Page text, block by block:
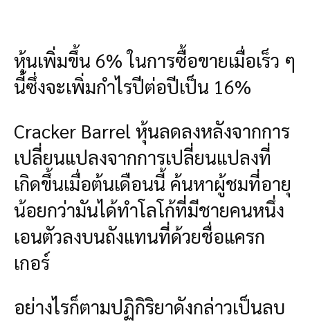
หุ้นเพิ่มขึ้น 6% ในการซื้อขายเมื่อเร็ว ๆ
นี้ซึ่งจะเพิ่มกำไรปีต่อปีเป็น 16%
Cracker Barrel หุ้นลดลงหลังจากการ
เปลี่ยนแปลงจากการเปลี่ยนแปลงที่
เกิดขึ้นเมื่อต้นเดือนนี้ ค้นหาผู้ชมที่อายุ
น้อยกว่ามันได้ทำโลโก้ที่มีชายคนหนึ่ง
เอนตัวลงบนถังแทนที่ด้วยชื่อแครก
เกอร์
อย่างไรก็ตามปฏิกิริยาดังกล่าวเป็นลบ